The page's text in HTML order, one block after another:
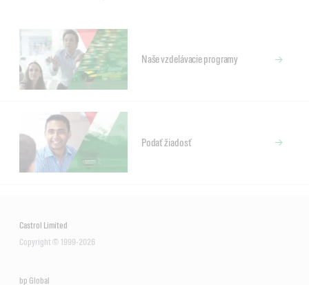
Naše vzdelávacie programy
Podať žiadosť
Castrol Limited
Copyright © 1999-2026
bp Global